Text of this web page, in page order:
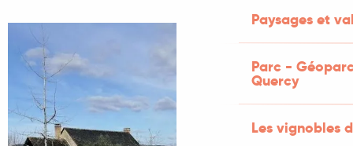
Paysages et
Parc -
Quercy
Les vignobles